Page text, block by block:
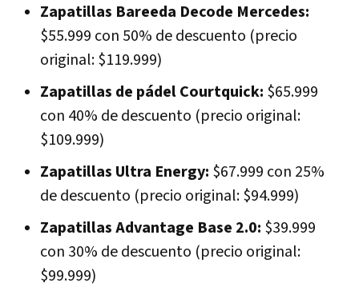
Zapatillas Bareeda Decode Mercedes:
$55.999 con 50% de descuento (precio
original: $119.999)
Zapatillas de pádel Courtquick: $65.999
con 40% de descuento (precio original:
$109.999)
Zapatillas Ultra Energy: $67.999 con 25%
de descuento (precio original: $94.999)
Zapatillas Advantage Base 2.0: $39.999
con 30% de descuento (precio original:
$99.999)